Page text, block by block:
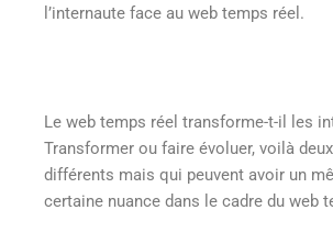
l’internaute face au web temps réel.
Le web temps réel transforme-t-il les
Transformer ou faire évoluer, voilà
différents mais qui peuvent avoir un
certaine nuance dans le cadre du web